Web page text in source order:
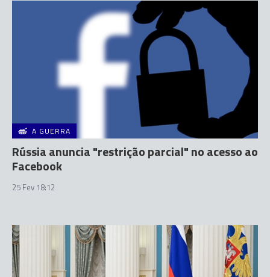
A GUERRA
Rússia anuncia "restrição parcial" no acesso ao
Facebook
25 Fev 18:12